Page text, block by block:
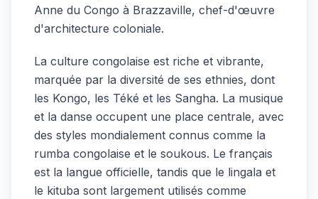
Anne du Congo à Brazzaville, chef-d'œuvre
d'architecture coloniale.
La culture congolaise est riche et vibrante,
marquée par la diversité de ses ethnies, dont
les Kongo, les Téké et les Sangha. La musique
et la danse occupent une place centrale, avec
des styles mondialement connus comme la
rumba congolaise et le soukous. Le français
est la langue officielle, tandis que le lingala et
le kituba sont largement utilisés comme